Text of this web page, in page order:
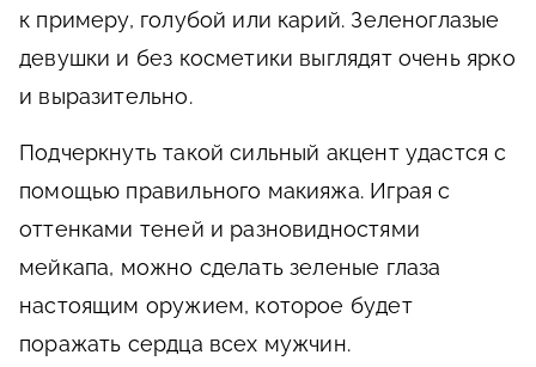
к примеру, голубой или карий. Зеленоглазые
девушки и без косметики выглядят очень ярко
и выразительно.
Подчеркнуть такой сильный акцент удастся с
помощью правильного макияжа. Играя с
оттенками теней и разновидностями
мейкапа, можно сделать зеленые глаза
настоящим оружием, которое будет
поражать сердца всех мужчин.